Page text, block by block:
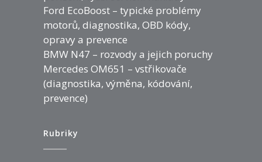
Ford EcoBoost – typické problémy
motorů, diagnostika, OBD kódy,
opravy a prevence
BMW N47 – rozvody a jejich poruchy
Mercedes OM651 – vstřikovače
(diagnostika, výměna, kódování,
prevence)
Rubriky